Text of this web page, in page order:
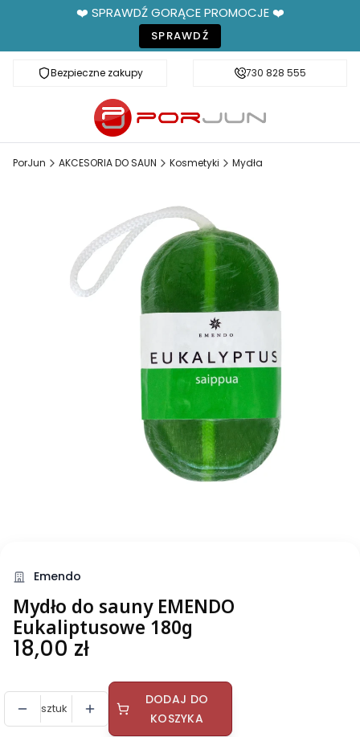
❤️ SPRAWDŹ GORĄCE PROMOCJE ❤️
SPRAWDŹ
Bezpieczne zakupy Fachowe doradztwo
730 828 555
PorJun AKCESORIA DO SAUN Kosmetyki Mydła
Emendo
Mydło do sauny EMENDO
Eukaliptusowe 180g
Cena
18,00 zł
sztuk
DODAJ DO
KOSZYKA